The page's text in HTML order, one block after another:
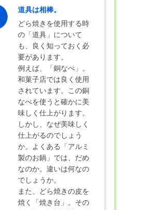
道具は相棒。
どら焼きを使用する時
の「道具」について
も、良く知っておく必
要があります。
例えば、「銅なべ」。
和菓子店では良く使用
されています。この銅
なべを使うと確かに美
味しく仕上がります。
しかし、なぜ美味しく
仕上がるのでしょう
か。よくある「アルミ
製のお鍋」では、だめ
なのか。違いは何なの
でしょうか。
また、どら焼きの皮を
焼く「焼き台」。その